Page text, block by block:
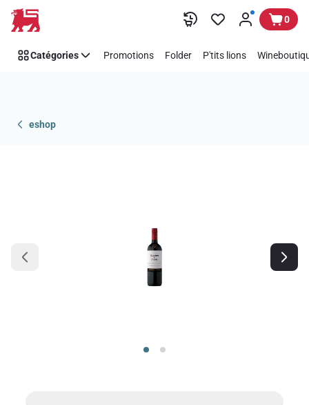
Passer 0
Catégories Promotions Folder P'tits lions
eshop